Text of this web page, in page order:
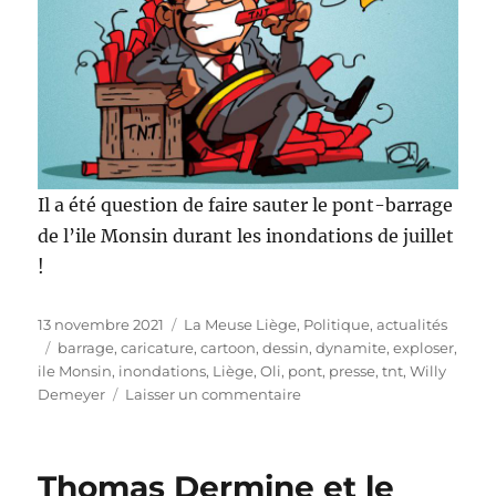
Il a été question de faire sauter le pont-barrage
de l’ile Monsin durant les inondations de juillet
!
Publié
le
13 novembre 2021 Catégories
La Meuse Liège, Politique, actualités
Étiquettes
barrage,caricature,cartoon,dessin,dynamite,exploser,
ile Monsin, inondations, Liège,Oli, pont, presse,tnt,Willy
Demeyer
Laisser un commentairesur
barrage
Thomas Dermine et le